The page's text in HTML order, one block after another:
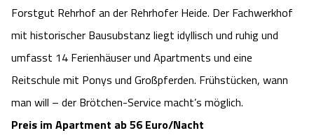
Forstgut Rehrhof an der Rehrhofer Heide. Der Fachwerkhof
mit historischer Bausubstanz liegt idyllisch und ruhig und
umfasst 14 Ferienhäuser und Apartments und eine
Reitschule mit Ponys und Großpferden. Frühstücken, wann
man will – der Brötchen-Service macht’s möglich.
Preis im Apartment ab 56 Euro/Nacht